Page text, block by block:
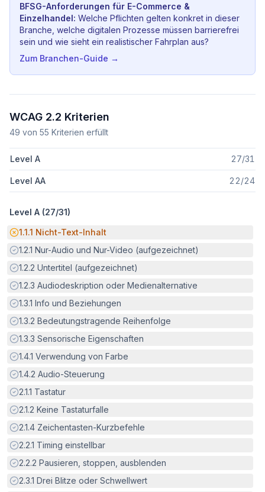
BFSG-Anforderungen für E-Commerce &
Einzelhandel: Welche Pflichten gelten konkret in dieser
Branche, welche digitalen Prozesse müssen barrierefrei
sein und wie sieht ein realistischer Fahrplan aus?
Zum Branchen-Guide →
WCAG 2.2 Kriterien
49 von 55 Kriterien erfüllt
Level A 27/31
Level AA 22/24
Level A (27/31)
Potenzielle Barriere:
1.1.1 Nicht-Text-Inhalt
Erfüllt:
1.2.1 Nur-Audio und Nur-Video (aufgezeichnet)
Erfüllt:
1.2.2 Untertitel (aufgezeichnet)
Erfüllt:
1.2.3 Audiodeskription oder Medienalternative
Erfüllt:
1.3.1 Info und Beziehungen
Erfüllt:
1.3.2 Bedeutungstragende Reihenfolge
Erfüllt:
1.3.3 Sensorische Eigenschaften
Erfüllt:
1.4.1 Verwendung von Farbe
Erfüllt:
1.4.2 Audio-Steuerung
Erfüllt:
2.1.1 Tastatur
Erfüllt:
2.1.2 Keine Tastaturfalle
Erfüllt:
2.1.4 Zeichentasten-Kurzbefehle
Erfüllt:
2.2.1 Timing einstellbar
Erfüllt:
2.2.2 Pausieren, stoppen, ausblenden
Erfüllt:
2.3.1 Drei Blitze oder Schwellwert